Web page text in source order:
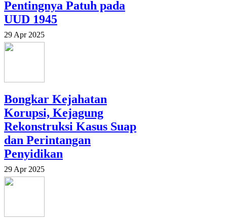
Pentingnya Patuh pada
UUD 1945
29 Apr 2025
Bongkar Kejahatan
Korupsi, Kejagung
Rekonstruksi Kasus Suap
dan Perintangan
Penyidikan
29 Apr 2025